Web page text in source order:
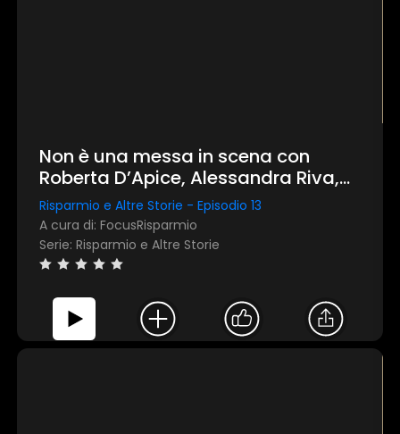
Non è una messa in scena con
Roberta D’Apice, Alessandra Riva,
Maddalena Recino e Paul
Vanderbroeck
Risparmio e Altre Storie - Episodio 13
A cura di: FocusRisparmio
Serie: Risparmio e Altre Storie